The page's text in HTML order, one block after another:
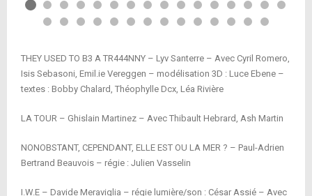
THEY USED TO B3 A TR444NNY – Lyv Santerre – Avec Cyril Romero,
Isis Sebasoni, Emil.ie Vereggen – modélisation 3D : Luce Ebene –
textes : Bobby Chalard, Théophylle Dcx, Léa Rivière
LA TOUR – Ghislain Martinez – Avec Thibault Hebrard, Ash Martin
NONOBSTANT, CEPENDANT, ELLE EST OU LA MER ? – Paul-Adrien
Bertrand Beauvois – régie : Julien Vasselin
I.W.E – Davide Meraviglia – régie lumière/son : César Assié – Avec